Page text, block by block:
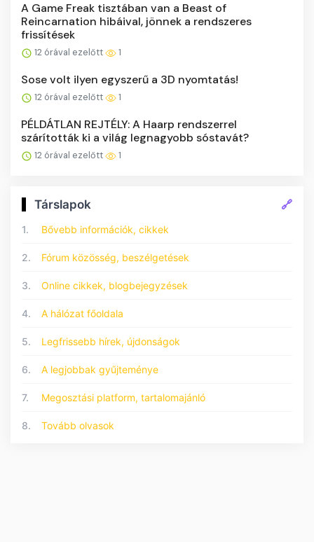
A Game Freak tisztában van a Beast of
Reincarnation hibáival, jönnek a rendszeres
frissítések
12 órával ezelőtt 1
Sose volt ilyen egyszerű a 3D nyomtatás!
12 órával ezelőtt 1
PÉLDÁTLAN REJTÉLY: A Haarp rendszerrel
szárították ki a világ legnagyobb sóstavát?
12 órával ezelőtt 1
Társlapok 🔗
1. Bővebb információk, cikkek
2. Fórum közösség, beszélgetések
3. Online cikkek, blogbejegyzések
4. A hálózat főoldala
5. Legfrissebb hírek, újdonságok
6. A legjobbak gyűjteménye
7. Megosztási platform, tartalomajánló
8. Tovább olvasok